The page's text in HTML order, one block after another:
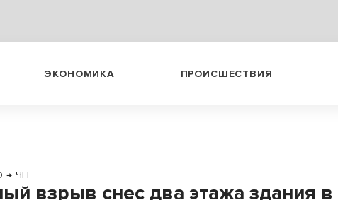
ЭКОНОМИКА ПРОИСШЕСТВИЯ
→ ЧП
взрыв снес два этажа здания в